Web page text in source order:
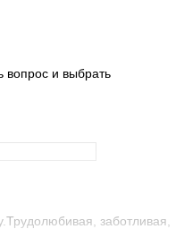
вопрос и выбрать
заботливая,